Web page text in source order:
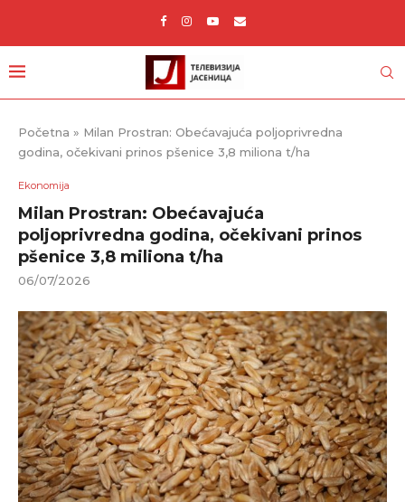
Početna » Milan Prostran: Obećavajuća poljoprivredna
godina, očekivani prinos pšenice 3,8 miliona t/ha
Ekonomija
Milan Prostran: Obećavajuća
poljoprivredna godina, očekivani prinos
pšenice 3,8 miliona t/ha
06/07/2026